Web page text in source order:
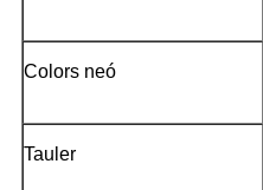
Colors neó
Tauler